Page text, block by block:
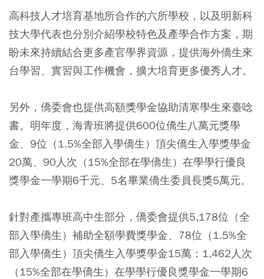
高科技人才培育基地所合作的六所學校，以及明新科
技大學代表也分別介紹學校特色及產學合作方案，期
盼未來持續結合更多產官學界資源，提供海外僑生來
台學習、實習與工作機會，擴大培育更多優秀人才。
另外，僑委會也提供高額獎學金協助清寒學生來臺唸
書。明年度，海青班將提供600位僑生八萬元獎學
金、9位（1.5%全部入學僑生）頂尖僑生入學獎學金
20萬、90人次（15%全部在學僑生）在學學行優良
獎學金一學期6千元、5名畢業僑生委員長獎5萬元。
針對產攜專班高中生部分，僑委會提供5,178位（全
部入學僑生）補助全額學費獎學金、78位（1.5%全
部入學僑生）頂尖僑生入學獎學金15萬：1,462人次
（15%全部在學僑生）在學學行優良獎學金一學期6